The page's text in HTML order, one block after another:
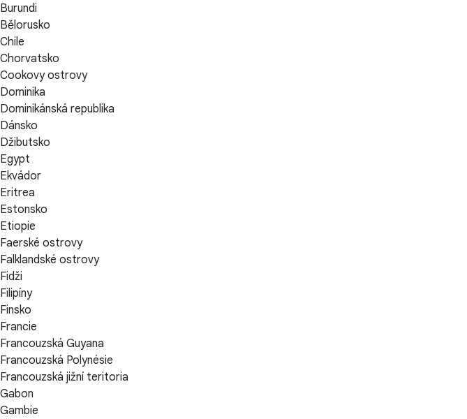
Burundi
Bělorusko
Chile
Chorvatsko
Cookovy ostrovy
Dominika
Dominikánská republika
Dánsko
Džibutsko
Egypt
Ekvádor
Eritrea
Estonsko
Etiopie
Faerské ostrovy
Falklandské ostrovy
Fidži
Filipíny
Finsko
Francie
Francouzská Guyana
Francouzská Polynésie
Francouzská jižní teritoria
Gabon
Gambie